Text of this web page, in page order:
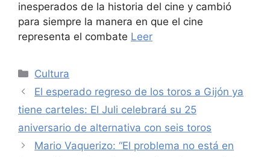
inesperados de la historia del cine y cambió
para siempre la manera en que el cine
representa el combate Leer
Categories
Cultura
El esperado regreso de los toros a Gijón ya
tiene carteles: El Juli celebrará su 25
aniversario de alternativa con seis toros
Mario Vaquerizo: “El problema no está en